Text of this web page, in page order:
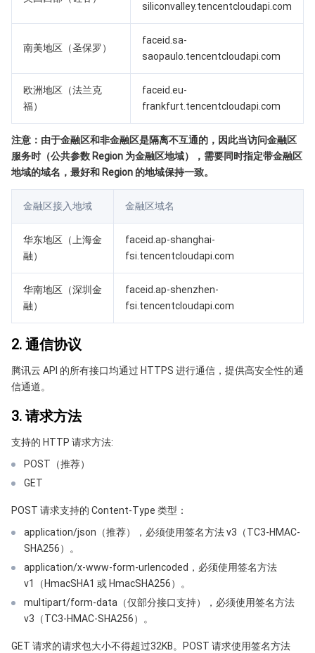
大模型服务平台 TokenHub
消息队列 CMQ 版
消息队列 CMQ
实时互动-工业能源版
游戏多媒体引擎
云联络中心
媒体传输
云直播
云点播
媒体处理
应用云渲染
云桌面
视频终端SDK
直播 SDK
短视频 SDK
腾讯特效 SDK
教育服务
互动白板
医疗服务
腾讯健康组学平台
智能导诊
智能预问诊
云资源管理
SDK
智能顾问
标签
配置审计
集团账号管理
控制中心
身份识别平台
云顾问 - 混沌演练
地域管理系统
云市场
云原生构建
腾讯云代码助手
Low Code
云开发 CloudBase
监控与运维
腾讯云可观测平台
Prometheus 监控服务
Grafana 可视化服务
事件总线
腾讯云健康看板
云顾问-Tencent RTC 云助手
云压测
API 与工具
腾讯专有云PaaS平台 TCS
TDSQL
大数据
大数据处理套件 TBDS
其他文档
渠道合作伙伴
账号相关
消息中心
控制台相关
操作系统
TencentOS Server
siliconvalley.tencentcloudapi.com
南美地区（圣保罗）
faceid.sa-
saopaulo.tencentcloudapi.com
欧洲地区（法兰克
福）
faceid.eu-
frankfurt.tencentcloudapi.com
注意：由于金融区和非金融区是隔离不互通的，因此当访问金融区
服务时（公共参数 Region 为金融区地域），需要同时指定带金融区
地域的域名，最好和 Region 的地域保持一致。
金融区接入地域 金融区域名
华东地区（上海金
融）
faceid.ap-shanghai-
fsi.tencentcloudapi.com
华南地区（深圳金
融）
faceid.ap-shenzhen-
fsi.tencentcloudapi.com
2. 通信协议
腾讯云 API 的所有接口均通过 HTTPS 进行通信，提供高安全性的通
信通道。
3. 请求方法
支持的 HTTP 请求方法:
POST（推荐）
GET
POST 请求支持的 Content-Type 类型：
application/json（推荐），必须使用签名方法 v3（TC3-HMAC-
SHA256）。
application/x-www-form-urlencoded，必须使用签名方法
v1（HmacSHA1 或 HmacSHA256）。
multipart/form-data（仅部分接口支持），必须使用签名方法
v3（TC3-HMAC-SHA256）。
GET 请求的请求包大小不得超过32KB。POST 请求使用签名方法